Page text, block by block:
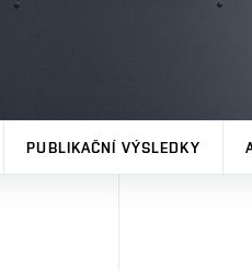
PUBLIKAČNÍ VÝSLEDKY